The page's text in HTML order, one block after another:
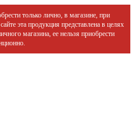
только лично, в магазине, при
эта продукция представлена в целях
магазина, ее нельзя приобрести